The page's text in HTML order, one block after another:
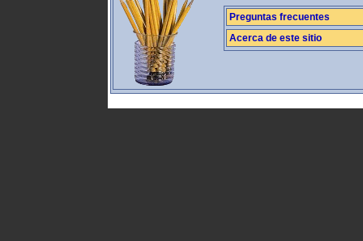
Preguntas frecuentes
Acerca de este sitio